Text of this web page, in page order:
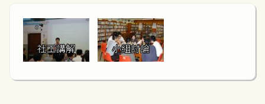
社工講解 小組討論